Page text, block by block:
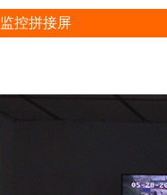
监控拼接屏